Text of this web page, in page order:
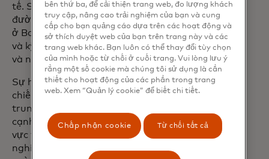
tế. Sự hợp tác này với Mastercard sẽ mở
đường cho các doanh nghiệp vừa và nhỏ
ở Bahrain sử dụng các công cụ tài chính
và kỹ thuật số để tăng cường hoạt động
và nâng cao năng suất của họ”
Sự hợp tác này phù hợp với các ưu tiên
chiến lược năm 2025 của Tamkeen, tập
trung vào việc tăng cường khả năng
cạnh tranh của người Bahrain trong khu
vực tư nhân, thúc đẩy số hóa doanh
nghiệp và bền vững, đồng thời tăng
bên thứ ba, để cải thiện trang web, đo lượng khách
truy cập, nâng cao trải nghiệm của bạn và cung
cấp cho bạn quảng cáo dựa trên các hoạt động và
sở thích duyệt web của bạn trên trang này và các
trang web khác. Bạn luôn có thể thay đổi tùy chọn
của mình hoặc từ chối ở cuối trang. Vui lòng lưu ý
rằng một số cookie mà chúng tôi sử dụng là cần
thiết cho hoạt động của các phần trong trang
web. Xem “Quản lý cookie” để biết chi tiết.
Chấp nhận cookie Từ chối tất cả